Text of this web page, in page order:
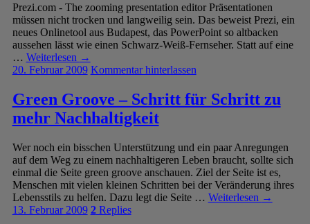
Prezi.com - The zooming presentation editor Präsentationen
müssen nicht trocken und langweilig sein. Das beweist Prezi, ein
neues Onlinetool aus Budapest, das PowerPoint so altbacken
aussehen lässt wie einen Schwarz-Weiß-Fernseher. Statt auf eine
… Weiterlesen →
20. Februar 2009 Kommentar hinterlassen
Green Groove – Schritt für Schritt zu
mehr Nachhaltigkeit
Wer noch ein bisschen Unterstützung und ein paar Anregungen
auf dem Weg zu einem nachhaltigeren Leben braucht, sollte sich
einmal die Seite green groove anschauen. Ziel der Seite ist es,
Menschen mit vielen kleinen Schritten bei der Veränderung ihres
Lebensstils zu helfen. Dazu legt die Seite … Weiterlesen →
13. Februar 2009 2Replies